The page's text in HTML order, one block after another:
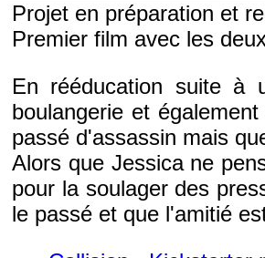
Projet en préparation et
Premier film avec les
En rééducation suite à
boulangerie et
passé d'assassin mais
Alors que Jessica ne
pour la soulager des
le passé et que l'amitié